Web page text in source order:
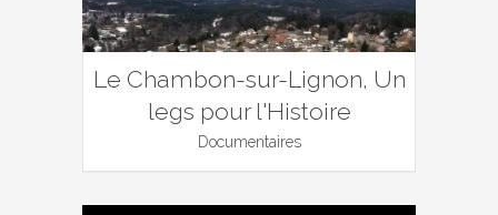
Le Chambon-sur-Lignon, Un
legs pour l'Histoire
Documentaires